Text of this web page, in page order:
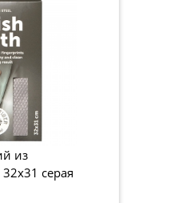
из
серая